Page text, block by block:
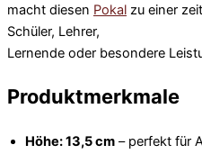
macht diesen Pokal zu einer
Schüler, Lehrer,
Lernende oder besondere
Produktmerkmale
Höhe: 13,5 cm – perfekt für